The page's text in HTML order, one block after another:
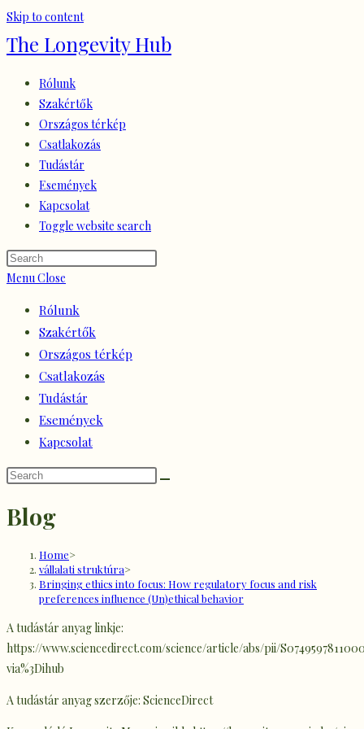
Skip to content
The Longevity Hub
Rólunk
Szakértők
Országos térkép
Csatlakozás
Tudástár
Események
Kapcsolat
Toggle website search
MenuClose
Rólunk
Szakértők
Országos térkép
Csatlakozás
Tudástár
Események
Kapcsolat
Blog
Home>
vállalati struktúra>
Bringing ethics into focus: How regulatory focus and risk
preferences influence (Un)ethical behavior
A tudástár anyag linkje:
https://www.sciencedirect.com/science/article/abs/pii/
via%3Dihub
A tudástár anyag szerzője: ScienceDirect